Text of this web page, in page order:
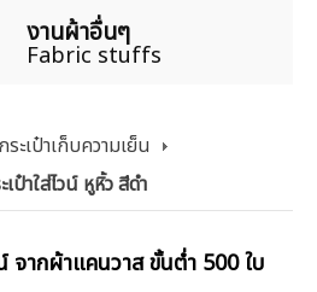
งานผ้าอื่นๆ
Fabric stuffs
กระเป๋าเก็บความเย็น
เป๋าใส่ไวน์ หูหิ้ว สีดำ
จากผ้าแคนวาส ขั้นต่ำ 500 ใบ